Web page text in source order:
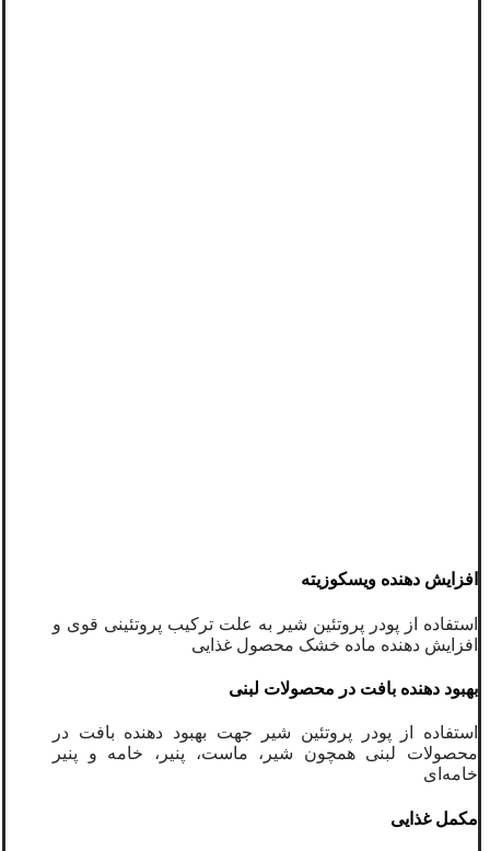
افزایش دهنده ویسکوزیته
استفاده از پودر پروتئین شیر به علت ترکیب پروتئینی قوی و
افزایش دهنده ماده خشک محصول غذایی
بهبود دهنده بافت در محصولات لبنی
استفاده از پودر پروتئین شیر جهت بهبود دهنده بافت در
محصولات لبنی همچون شیر، ماست، پنیر، خامه و پنیر
خامه‌ای
مکمل غذایی